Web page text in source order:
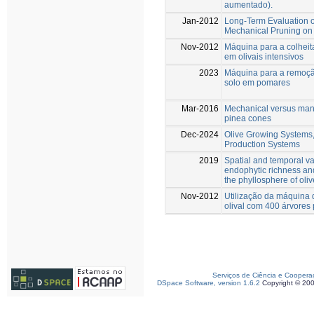
aumentado).
Jan-2012
Long-Term Evaluation
Mechanical Pruning
Nov-2012
Máquina para a
em olivais intensivos
2023
Máquina para a
solo em pomares
Mar-2016
Mechanical versus
pinea cones
Dec-2024 Olive Growing
Production Systems
2019
Spatial and temporal
endophytic richness
the phyllosphere of
Nov-2012
Utilização da máquina
olival com 400 árvores
Serviços de Ciência e
DSpace Software, version 1.6.2 Copyright ©